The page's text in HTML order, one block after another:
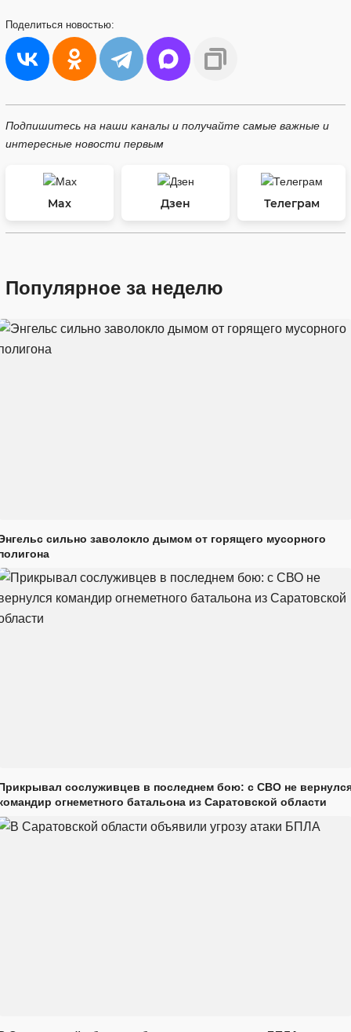
Поделиться новостью:
Подпишитесь на наши каналы и получайте самые важные и
интересные новости первым
Max Дзен Телеграм
Популярное за неделю
сильно заволокло дымом от горящего мусорного
сослуживцев в последнем бою: с СВО не
огнеметного батальона из Саратовской области